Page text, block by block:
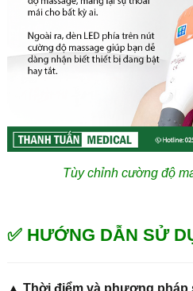
Tùy chỉnh cường độ
✅ HƯỚNG DẪN SỬ